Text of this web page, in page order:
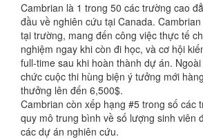
Cambrian là 1 trong 50 các trường cao
đầu về nghiên cứu tại Canada.
tại trường, mang đến công việc thực tế
nghiệm ngay khi còn đi học, và cơ hội
full-time sau khi hoàn thành dự án.
chức cuộc thi hùng biện ý tưởng mới
thưởng lên đến 6,500$.
Cambrian còn xếp hạng #5 trong số các
quy mô trung bình về số lượng sinh viên
các dự án nghiên cứu.